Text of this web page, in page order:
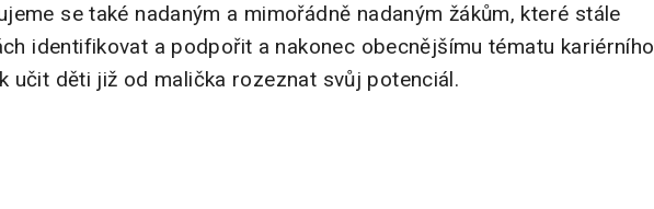
se také nadaným a mimořádně nadaným žákům, které stále
identifikovat a podpořit a nakonec obecnějšímu tématu kariérního
učit děti již od malička rozeznat svůj potenciál.